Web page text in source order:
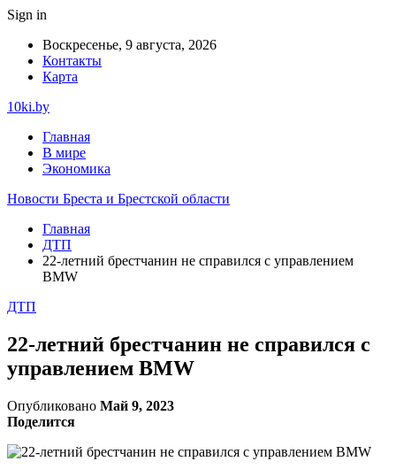
Sign in
Воскресенье, 9 августа, 2026
Контакты
Карта
10ki.by
Главная
В мире
Экономика
Новости Бреста и Брестской области
Главная
ДТП
22-летний брестчанин не справился с управлением
BMW
ДТП
22-летний брестчанин не справился с
управлением BMW
Опубликовано Май 9, 2023
Поделится